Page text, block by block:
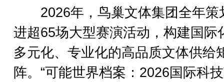
2026年，鸟巢文体集团全年策
进超65场大型赛演活动，构建国际
多元化、专业化的高品质文体供给
阵。“可能世界档案：2026国际科